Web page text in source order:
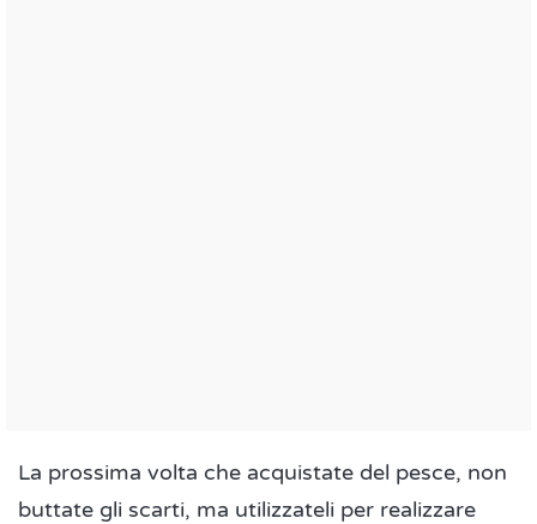
La prossima volta che acquistate del pesce, non
buttate gli scarti, ma utilizzateli per realizzare